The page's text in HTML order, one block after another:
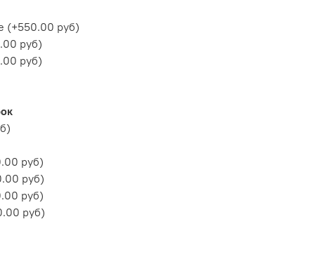
(+550.00 руб)
руб)
руб)
)
руб)
руб)
руб)
руб)